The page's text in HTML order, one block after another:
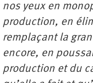
nos yeux en
production, en
remplaçant la
encore, en
production et du